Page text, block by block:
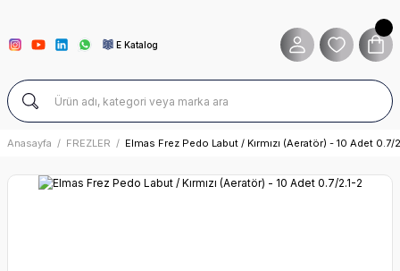
E Katalog
Anasayfa FREZLER Elmas Frez Pedo Labut / Kırmızı (Aeratör) - 10 Adet 0.7/